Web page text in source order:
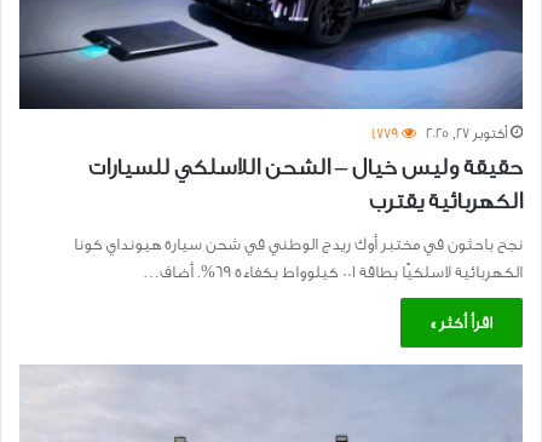
أكتوبر 27, 2025 1٬779
حقيقة وليس خيال – الشحن اللاسلكي للسيارات
الكهربائية يقترب
نجح باحثون في مختبر أوك ريدج الوطني في شحن سيارة هيونداي كونا
الكهربائية لاسلكيًا بطاقة 001 كيلوواط بكفاءة 69%. أضاف…
اقرأ أكثر »